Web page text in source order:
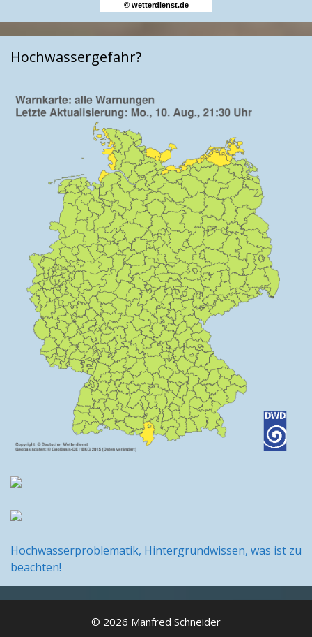
© wetterdienst.de
Hochwassergefahr?
Hochwasserproblematik, Hintergrundwissen, was ist zu
beachten!
© 2026 Manfred Schneider